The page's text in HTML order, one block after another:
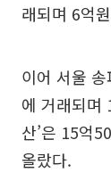
래되며 6억
이어 서울 송
에 거래되며
산’은 15억
올랐다.